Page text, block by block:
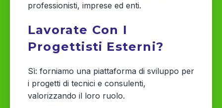
professionisti, imprese ed enti.
Lavorate Con I
Progettisti Esterni?
Sì: forniamo una piattaforma di sviluppo per
i progetti di tecnici e consulenti,
valorizzando il loro ruolo.